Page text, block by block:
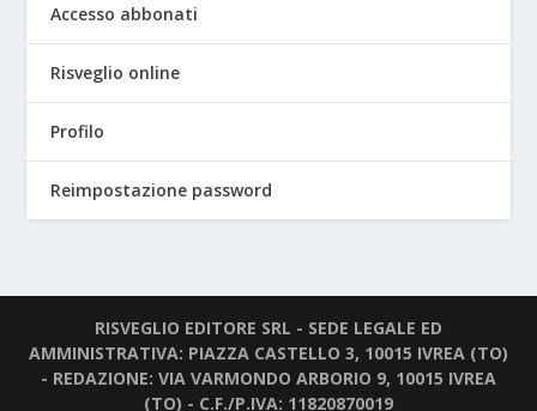
Accesso abbonati
Risveglio online
Profilo
Reimpostazione password
RISVEGLIO EDITORE SRL - SEDE LEGALE ED
AMMINISTRATIVA: PIAZZA CASTELLO 3, 10015 IVREA (TO)
- REDAZIONE: VIA VARMONDO ARBORIO 9, 10015 IVREA
(TO) - C.F./P.IVA: 11820870019